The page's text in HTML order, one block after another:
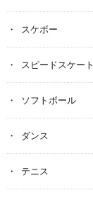
スケボー
スピードスケート
ソフトボール
ダンス
テニス